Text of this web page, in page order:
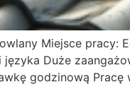
Miejsce pracy:
Duże
godzinową